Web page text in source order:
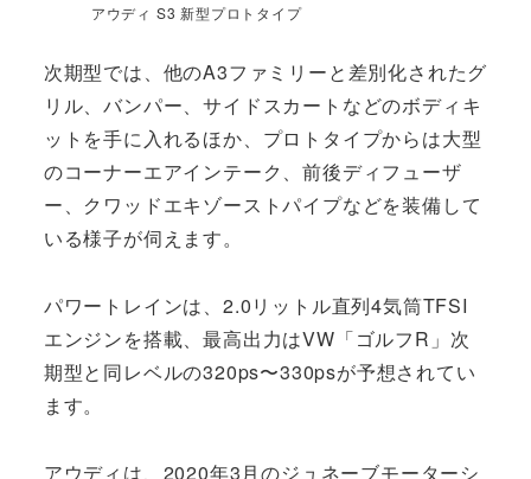
アウディ S3 新型プロトタイプ
次期型では、他のA3ファミリーと差別化されたグ
リル、バンパー、サイドスカートなどのボディキ
ットを手に入れるほか、プロトタイプからは大型
のコーナーエアインテーク、前後ディフューザ
ー、クワッドエキゾーストパイプなどを装備して
いる様子が伺えます。
パワートレインは、2.0リットル直列4気筒TFSI
エンジンを搭載、最高出力はVW「ゴルフR」次
期型と同レベルの320ps〜330psが予想されてい
ます。
アウディは、2020年3月のジュネーブモーターシ